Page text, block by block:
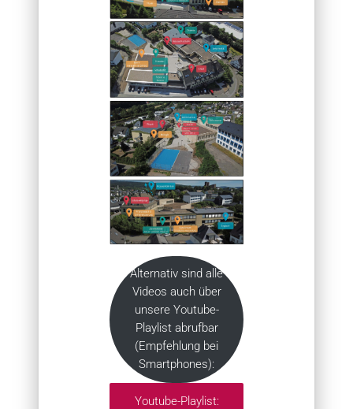
Alternativ sind alle
Videos auch über
unsere Youtube-
Playlist abrufbar
(Empfehlung bei
Smartphones):
Youtube-Playlist: